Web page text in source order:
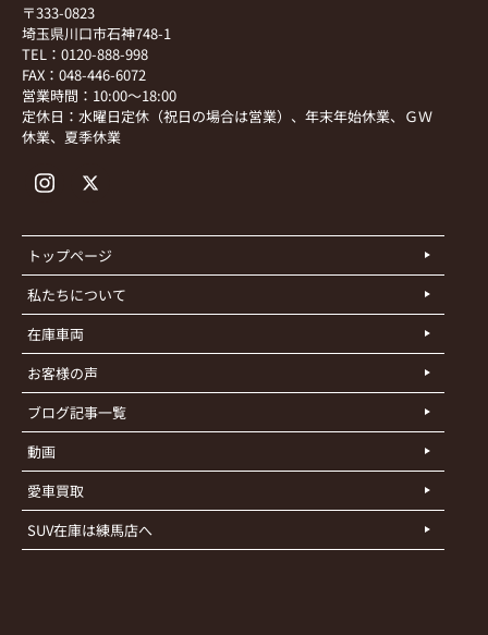
〒333-0823
埼玉県川口市石神748-1
TEL：0120-888-998
FAX：048-446-6072
営業時間：10:00～18:00
定休日：水曜日定休（祝日の場合は営業）、年末年始休業、ＧＷ
休業、夏季休業
トップページ
私たちについて
在庫車両
お客様の声
ブログ記事一覧
動画
愛車買取
SUV在庫は練馬店へ